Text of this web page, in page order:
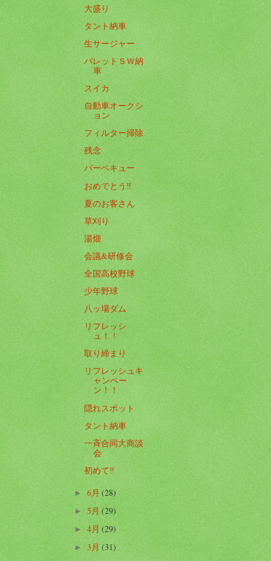
大盛り
タント納車
生サージャー
パレットＳＷ納
車
スイカ
自動車オークシ
ョン
フィルター掃除
残念
バーベキュー
おめでとう‼️
夏のお客さん
草刈り
湯畑
会議&研修会
全国高校野球
少年野球
八ッ場ダム
リフレッシ
ュ！！
取り締まり
リフレッシュキ
ャンペー
ン！！
隠れスポット
タント納車
一斉合同大商談
会
初めて‼️
►6月(28)
►5月(29)
►4月(29)
►3月(31)